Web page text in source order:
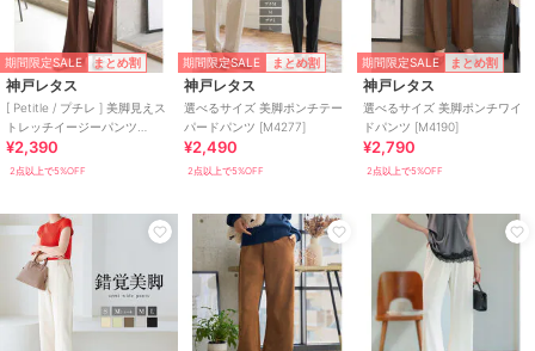
期間限定SALE まとめ割
神戸レタス
[ Petitle / プチレ ] 美脚見えス
トレッチイージーパンツ
[M4266]
¥2,390
2点以上で5%OFF
期間限定SALE まとめ割
神戸レタス
選べるサイズ 美脚ポンチテー
パードパンツ [M4277]
¥2,490
2点以上で5%OFF
期間限定SALE まとめ割
神戸レタス
選べるサイズ 美脚ポンチワイ
ドパンツ [M4190]
¥2,790
2点以上で5%OFF